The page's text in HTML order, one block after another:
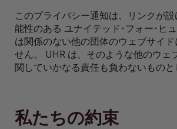
このプライバシー通知は、リンクが
能性のある ユナイテッド･フォー･ヒ
は関係のない他の団体のウェブサイド
せん。 UHR は、そのような他のウェ
関していかなる責任も負わないものと
私たちの約束